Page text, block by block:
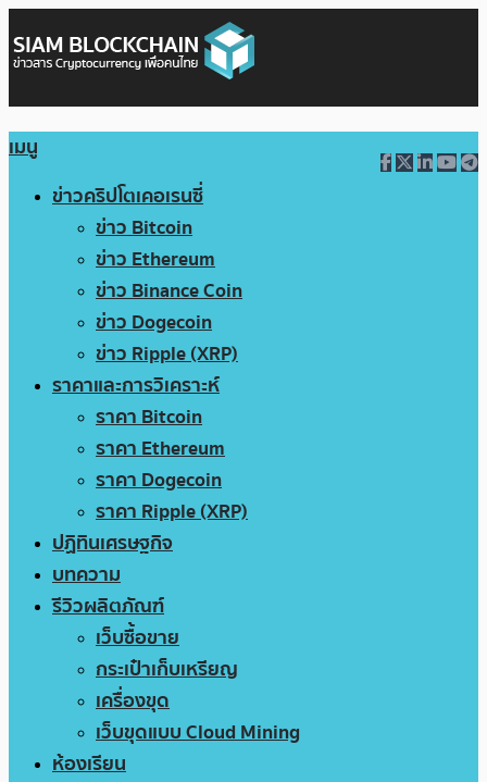
เมนู
ข่าวคริปโตเคอเรนซี่
ข่าว Bitcoin
ข่าว Ethereum
ข่าว Binance Coin
ข่าว Dogecoin
ข่าว Ripple (XRP)
ราคาและการวิเคราะห์
ราคา Bitcoin
ราคา Ethereum
ราคา Dogecoin
ราคา Ripple (XRP)
ปฏิทินเศรษฐกิจ
บทความ
รีวิวผลิตภัณฑ์
เว็บซื้อขาย
กระเป๋าเก็บเหรียญ
เครื่องขุด
เว็บขุดแบบ Cloud Mining
ห้องเรียน